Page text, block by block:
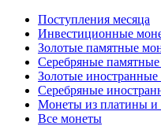
Поступления месяца
Инвестиционные
Золотые памятные
Серебряные
Золотые
Серебряные
Монеты из платины и
Все монеты